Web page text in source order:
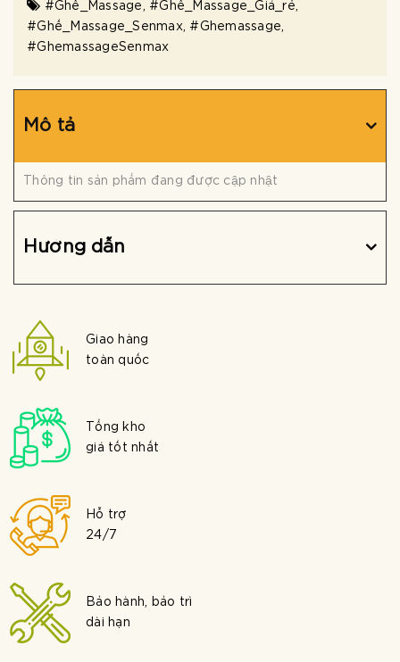
#Ghế_Massage #Ghế_Massage_Giá_rẻ
#Ghế_Massage_Senmax, #Ghemassage
#GhemassageSenmax
Mô tả
Thông tin sản phẩm đang được cập nhật
Hướng dẫn
Giao hàng
toàn quốc
Tổng kho
giá tốt nhất
Hỗ trợ
24/7
Bảo hành, bảo trì
dài hạn